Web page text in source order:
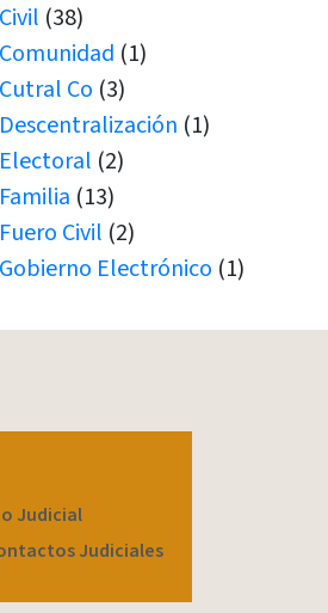
Civil (38)
Comunidad (1)
Cutral Co (3)
Descentralización (1)
Electoral (2)
Familia (13)
Fuero Civil (2)
Gobierno Electrónico (1)
Junín de los Andes(1)
Justicia de Paz
Justicia de Paz
JxJ(3)
Judicial
Judiciales